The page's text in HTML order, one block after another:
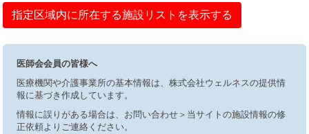
指定区域内に所在する施設リストを表示する
医師会会員の皆様へ
医療機関や介護事業所の基本情報は、株式会社ウェルネスの提供情
報に基づき作成しています。
情報に誤りがある場合は、お問い合わせ＞当サイトの施設情報の修
正依頼よりご連絡ください。